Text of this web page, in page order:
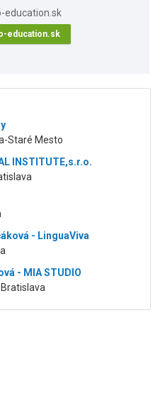
education.sk
Staré Mesto
INSTITUTE,s.r.o.
- LinguaViva
- MIA STUDIO